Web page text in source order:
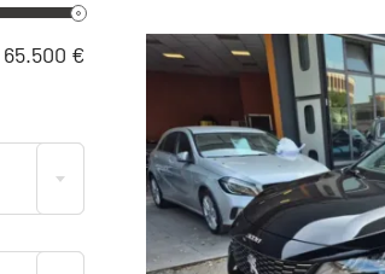
Prezzo
Prezzo
65.500 €